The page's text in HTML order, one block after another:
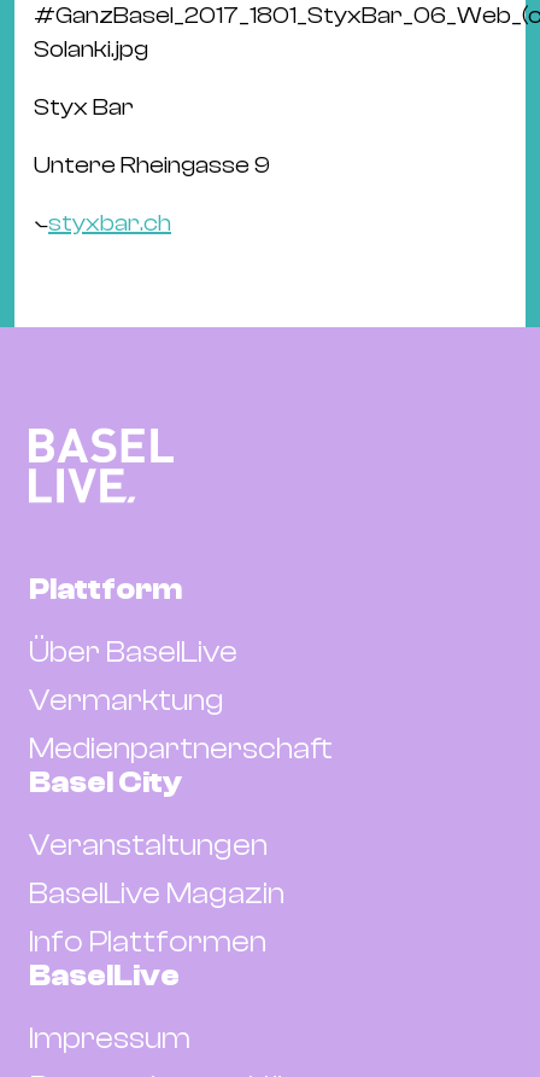
#
Solanki.jpg
Styx Bar
Untere Rheingasse 9
⦦styxbar.ch
Plattform
Über BaselLive
Vermarktung
Medienpartnerschaft
Basel City
Veranstaltungen
BaselLive Magazin
Info Plattformen
BaselLive
Impressum